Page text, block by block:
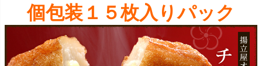
個包装１５枚入りパック